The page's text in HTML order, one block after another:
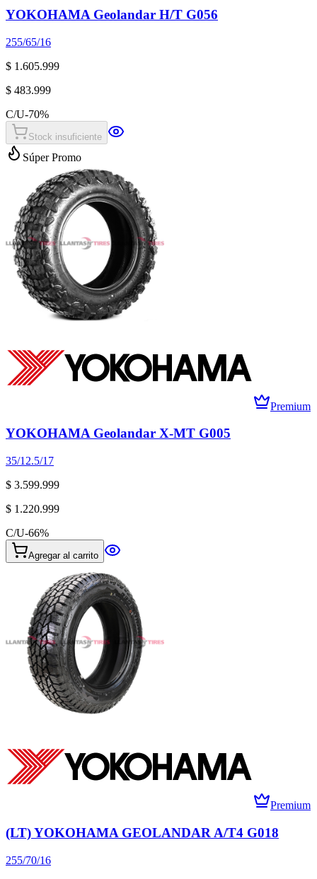
YOKOHAMA Geolandar H/T G056
255/65/16
$ 1.605.999
$ 483.999
C/U-70%
Stock insuficiente
Súper Promo
Premium
YOKOHAMA Geolandar X-MT G005
35/12.5/17
$ 3.599.999
$ 1.220.999
C/U-66%
Agregar al carrito
Premium
(LT) YOKOHAMA GEOLANDAR A/T4 G018
255/70/16